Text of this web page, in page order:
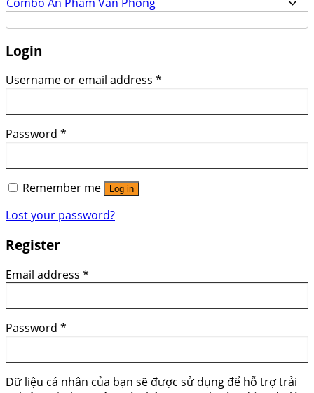
Login
Username or email address *
Password *
Remember me Log in
Lost your password?
Register
Email address *
Password *
Dữ liệu cá nhân của bạn sẽ được sử dụng để hỗ trợ trải